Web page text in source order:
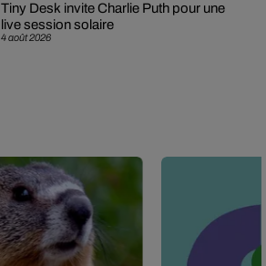
4 août 2026
Tiny Desk invite Charlie Puth pour une
live session solaire